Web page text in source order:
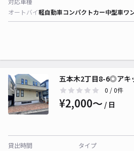
オートバイ軽自動車コンパクトカー中型車ワ
五本木2丁目8-6◎アキ
0 / 0件
¥2,000〜 / 日
貸出時間
タイプ